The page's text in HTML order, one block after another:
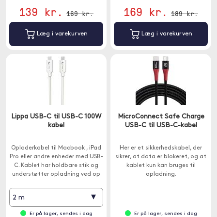
139 kr. 169 kr.
Læg i varekurven
169 kr. 189 kr.
Læg i varekurven
Lippa USB-C til USB-C 100W
kabel
Opladerkabel til Macbook , iPad
Pro eller andre enheder med USB-
C. Kablet har holdbare stik og
understøtter opladning ved op
2 m ▾
Er på lager, sendes i dag
MicroConnect Safe Charge
USB-C til USB-C-kabel
Her er et sikkerhedskabel, der
sikrer, at data er blokeret, og at
kablet kun kan bruges til
opladning.
Er på lager, sendes i dag